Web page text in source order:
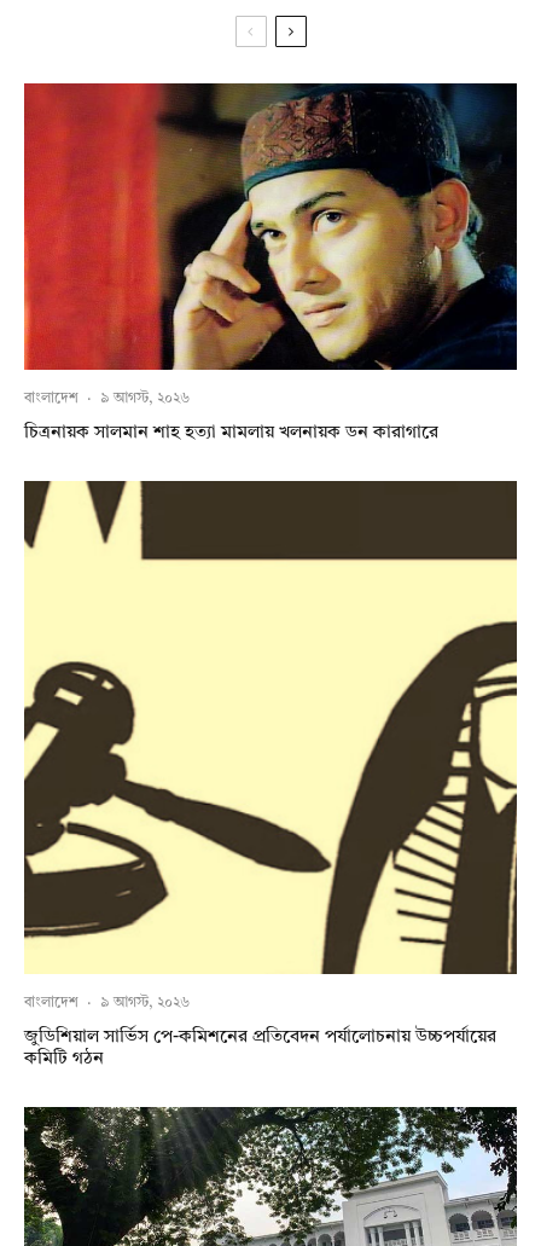
বাংলাদেশ · ৯ আগস্ট, ২০২৬
চিত্রনায়ক সালমান শাহ হত্যা মামলায় খলনায়ক ডন কারাগারে
বাংলাদেশ · ৯ আগস্ট, ২০২৬
জুডিশিয়াল সার্ভিস পে-কমিশনের প্রতিবেদন পর্যালোচনায় উচ্চপর্যায়ের
কমিটি গঠন